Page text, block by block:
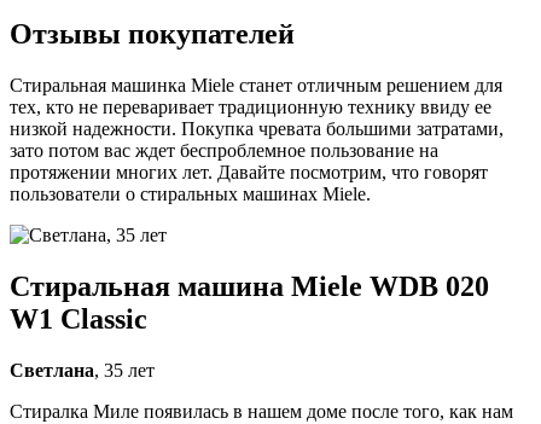
Отзывы покупателей
Стиральная машинка Miele станет отличным решением для
тех, кто не переваривает традиционную технику ввиду ее
низкой надежности. Покупка чревата большими затратами,
зато потом вас ждет беспроблемное пользование на
протяжении многих лет. Давайте посмотрим, что говорят
пользователи о стиральных машинах Miele.
Стиральная машина Miele WDB 020
W1 Classic
Светлана, 35 лет
Стиралка Миле появилась в нашем доме после того, как нам